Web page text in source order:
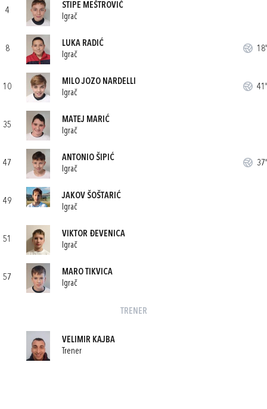
4
STIPE MEŠTROVIĆ
Igrač
8
LUKA RADIĆ
Igrač
18'
10
MILO JOZO NARDELLI
Igrač
41'
35
MATEJ MARIĆ
Igrač
47
ANTONIO ŠIPIĆ
Igrač
37'
49
JAKOV ŠOŠTARIĆ
Igrač
51
VIKTOR ĐEVENICA
Igrač
57
MARO TIKVICA
Igrač
TRENER
VELIMIR KAJBA
Trener